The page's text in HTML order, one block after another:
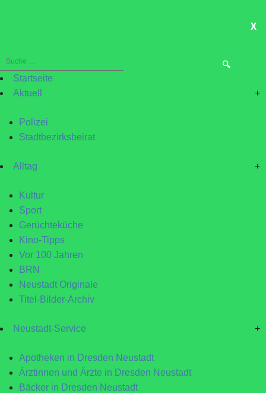
X
Suche
nach:Startseite
Aktuell
+
Polizei
Stadtbezirksbeirat
Alltag +
Kultur
Sport
Gerüchteküche
Kino-Tipps
Vor 100 Jahren
BRN
Neustadt Originale
Titel-Bilder-Archiv
Neustadt-Service +
Apotheken in Dresden Neustadt
Ärztinnen und Ärzte in Dresden Neustadt
Bäcker in Dresden Neustadt